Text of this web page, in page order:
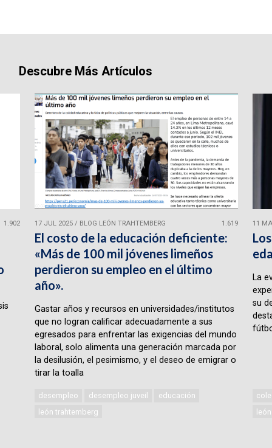
Descubre Más Artículos
1.902 17 JUL 2025/ BLOG LEÓN TRAHTEMBERG 1.619
El costo de la educación deficiente:
«Más de 100 mil jóvenes limeños
perdieron su empleo en el último
año».
Gastar años y recursos en universidades/institutos
que no logran calificar adecuadamente a sus
egresados para enfrentar las exigencias del mundo
laboral, solo alimenta una generación marcada por
la desilusión, el pesimismo, y el deseo de emigrar o
tirar la toalla
desempleo desempleo juveil
educación
león trahtemberg
11
La
su